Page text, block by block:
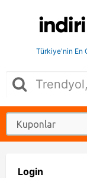
Türkiye'nin En
Login